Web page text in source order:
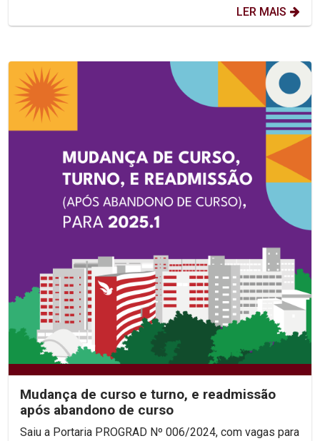
LER MAIS
Mudança de curso e turno, e readmissão
após abandono de curso
Saiu a Portaria PROGRAD Nº 006/2024, com vagas para